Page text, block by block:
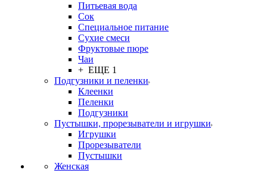
Питьевая вода
Сок
Специальное питание
Сухие смеси
Фруктовые пюре
Чаи
+ ЕЩЕ 1
Подгузники и пеленки
Клеенки
Пеленки
Подгузники
Пустышки, прорезыватели и игрушки
Игрушки
Прорезыватели
Пустышки
Женская